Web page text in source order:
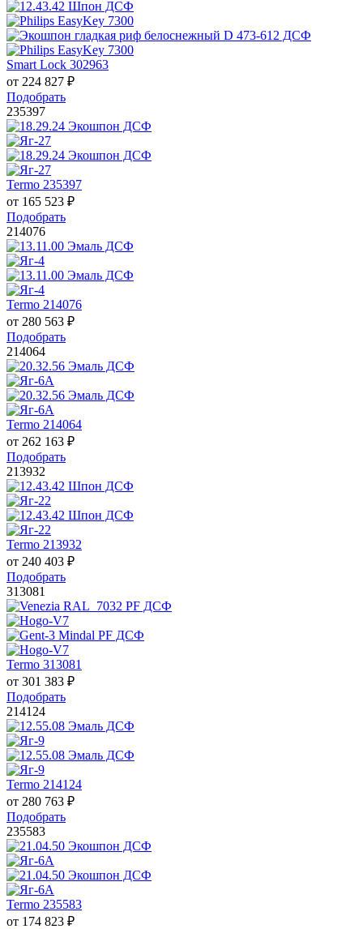
Smart Lock 302963
от 224 827 ₽
Подобрать
235397
Termo 235397
от 165 523 ₽
Подобрать
214076
Termo 214076
от 280 563 ₽
Подобрать
214064
Termo 214064
от 262 163 ₽
Подобрать
213932
Termo 213932
от 240 403 ₽
Подобрать
313081
Termo 313081
от 301 383 ₽
Подобрать
214124
Termo 214124
от 280 763 ₽
Подобрать
235583
Termo 235583
от 174 823 ₽